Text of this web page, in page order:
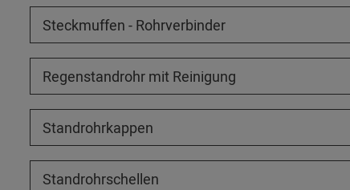
Steckmuffen - Rohrverbinder
Regenstandrohr mit Reinigung
Standrohrkappen
Standrohrschellen